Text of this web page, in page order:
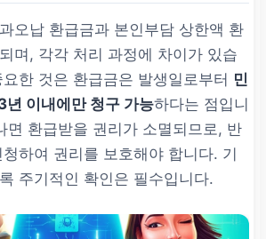
오납 환급금과 본인부담 상한액 환
며, 각각 처리 과정에 차이가 있습
한 것은 환급금은 발생일로부터 민
년 이내에만 청구 가능하다는 점입니
면 환급받을 권리가 소멸되므로, 반
하여 권리를 보호해야 합니다. 기
주기적인 확인은 필수입니다.